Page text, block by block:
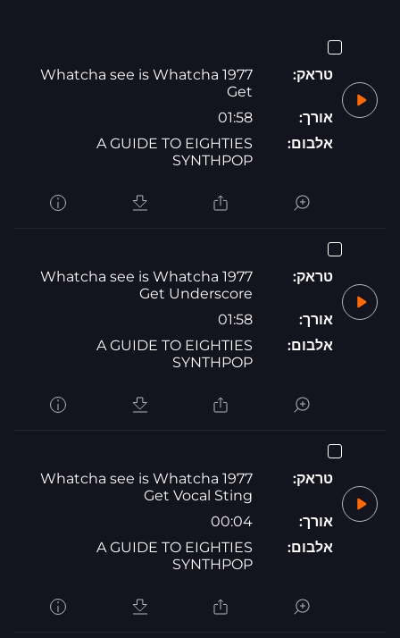
טראק:
1977 Whatcha see is Whatcha
Get
אורך:
01:58
אלבום:
A GUIDE TO EIGHTIES
SYNTHPOP
טראק:
1977 Whatcha see is Whatcha
Get Underscore
אורך:
01:58
אלבום:
A GUIDE TO EIGHTIES
SYNTHPOP
טראק:
1977 Whatcha see is Whatcha
Get Vocal Sting
אורך:
00:04
אלבום:
A GUIDE TO EIGHTIES
SYNTHPOP